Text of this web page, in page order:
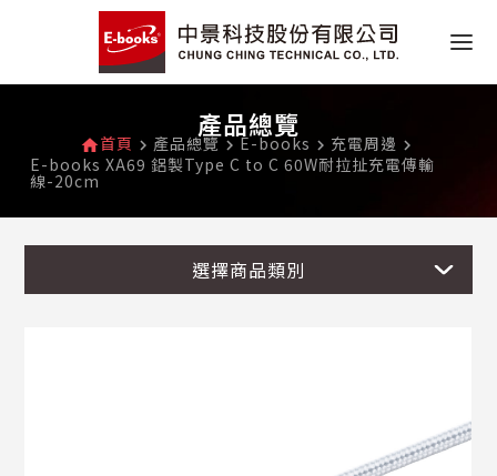
產品總覽
home首頁 navigate_next 產品總覽 navigate_next E-books navigate_next 充電周邊 navigate_next
E-books XA69 鋁製Type C to C 60W耐拉扯充電傳輸
線-20cm
選擇商品類別